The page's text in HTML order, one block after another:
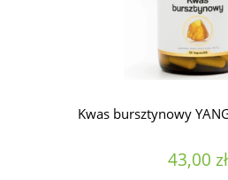
Kwas bursztynowy
43,00 zł